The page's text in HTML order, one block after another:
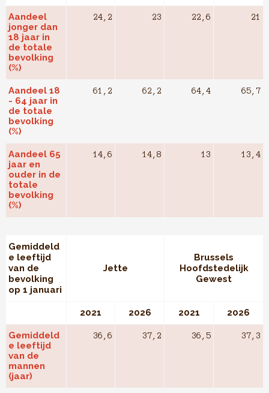
Aandeel
jonger dan
18 jaar in
de totale
bevolking
(%)
24,2 23 22,6 21
Aandeel 18
- 64 jaar in
de totale
bevolking
(%)
61,2 62,2 64,4 65,7
Aandeel 65
jaar en
ouder in de
totale
bevolking
(%)
14,6 14,8 13 13,4
Gemiddeld
e leeftijd
van de
bevolking
op 1 januari
Jette
Brussels
Hoofdstedelijk
Gewest
2021 2026 2021 2026
Gemiddeld
e leeftijd
van de
mannen
(jaar)
36,6 37,2 36,5 37,3